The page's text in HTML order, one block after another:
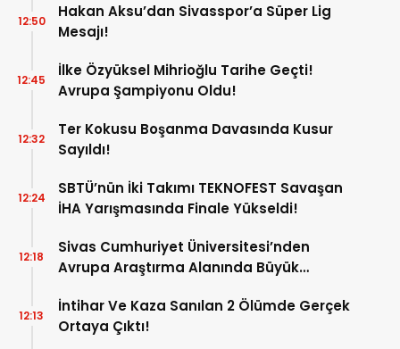
Hakan Aksu’dan Sivasspor’a Süper Lig
Mesajı!
12:50
İlke Özyüksel Mihrioğlu Tarihe Geçti!
Avrupa Şampiyonu Oldu!
12:45
Ter Kokusu Boşanma Davasında Kusur
Sayıldı!
12:32
SBTÜ’nün İki Takımı TEKNOFEST Savaşan
İHA Yarışmasında Finale Yükseldi!
12:24
Sivas Cumhuriyet Üniversitesi’nden
Avrupa Araştırma Alanında Büyük
12:18
İntihar Ve Kaza Sanılan 2 Ölümde Gerçek
Ortaya Çıktı!
12:13